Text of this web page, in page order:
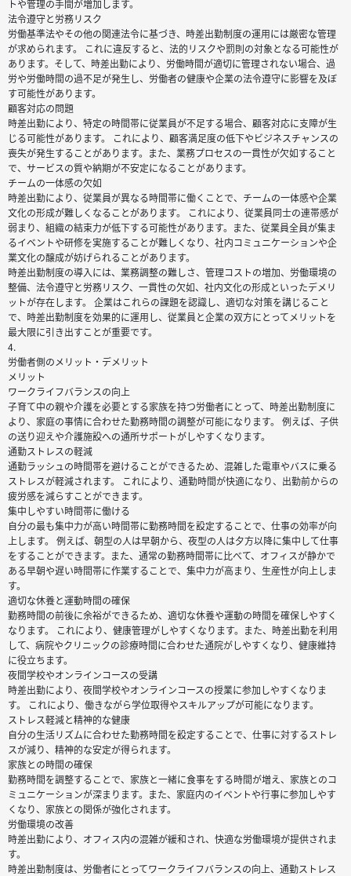
トや管理の手間が増加します。
法令遵守と労務リスク
労働基準法やその他の関連法令に基づき、時差出勤制度の運用には厳密な管理
が求められます。 これに違反すると、法的リスクや罰則の対象となる可能性が
あります。そして、時差出勤により、労働時間が適切に管理されない場合、過
労や労働時間の過不足が発生し、労働者の健康や企業の法令遵守に影響を及ぼ
す可能性があります。
顧客対応の問題
時差出勤により、特定の時間帯に従業員が不足する場合、顧客対応に支障が生
じる可能性があります。 これにより、顧客満足度の低下やビジネスチャンスの
喪失が発生することがあります。また、業務プロセスの一貫性が欠如すること
で、サービスの質や納期が不安定になることがあります。
チームの一体感の欠如
時差出勤により、従業員が異なる時間帯に働くことで、チームの一体感や企業
文化の形成が難しくなることがあります。 これにより、従業員同士の連帯感が
弱まり、組織の結束力が低下する可能性があります。また、従業員全員が集ま
るイベントや研修を実施することが難しくなり、社内コミュニケーションや企
業文化の醸成が妨げられることがあります。
時差出勤制度の導入には、業務調整の難しさ、管理コストの増加、労働環境の
整備、法令遵守と労務リスク、一貫性の欠如、社内文化の形成といったデメリ
ットが存在します。 企業はこれらの課題を認識し、適切な対策を講じること
で、時差出勤制度を効果的に運用し、従業員と企業の双方にとってメリットを
最大限に引き出すことが重要です。
4.
労働者側のメリット・デメリット
メリット
ワークライフバランスの向上
子育て中の親や介護を必要とする家族を持つ労働者にとって、時差出勤制度に
より、家庭の事情に合わせた勤務時間の調整が可能になります。 例えば、子供
の送り迎えや介護施設への通所サポートがしやすくなります。
通勤ストレスの軽減
通勤ラッシュの時間帯を避けることができるため、混雑した電車やバスに乗る
ストレスが軽減されます。 これにより、通勤時間が快適になり、出勤前からの
疲労感を減らすことができます。
集中しやすい時間帯に働ける
自分の最も集中力が高い時間帯に勤務時間を設定することで、仕事の効率が向
上します。 例えば、朝型の人は早朝から、夜型の人は夕方以降に集中して仕事
をすることができます。また、通常の勤務時間帯に比べて、オフィスが静かで
ある早朝や遅い時間帯に作業することで、集中力が高まり、生産性が向上しま
す。
適切な休養と運動時間の確保
勤務時間の前後に余裕ができるため、適切な休養や運動の時間を確保しやすく
なります。 これにより、健康管理がしやすくなります。また、時差出勤を利用
して、病院やクリニックの診療時間に合わせた通院がしやすくなり、健康維持
に役立ちます。
夜間学校やオンラインコースの受講
時差出勤により、夜間学校やオンラインコースの授業に参加しやすくなりま
す。 これにより、働きながら学位取得やスキルアップが可能になります。
ストレス軽減と精神的な健康
自分の生活リズムに合わせた勤務時間を設定することで、仕事に対するストレ
スが減り、精神的な安定が得られます。
家族との時間の確保
勤務時間を調整することで、家族と一緒に食事をする時間が増え、家族とのコ
ミュニケーションが深まります。また、家庭内のイベントや行事に参加しやす
くなり、家族との関係が強化されます。
労働環境の改善
時差出勤により、オフィス内の混雑が緩和され、快適な労働環境が提供されま
す。
時差出勤制度は、労働者にとってワークライフバランスの向上、通勤ストレス